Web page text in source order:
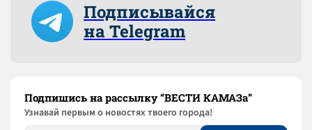
Подписывайся
на Telegram
Подпишись на рассылку “ВЕСТИ КАМАЗа”
Узнaвай первым о новостях твоего города!